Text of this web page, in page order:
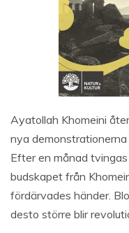
Ayatollah Khomeini
nya demonstrationerna
Efter en månad
budskapet från
fördärvades händer.
desto större blir